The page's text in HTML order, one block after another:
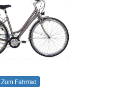
Zum Fahrrad